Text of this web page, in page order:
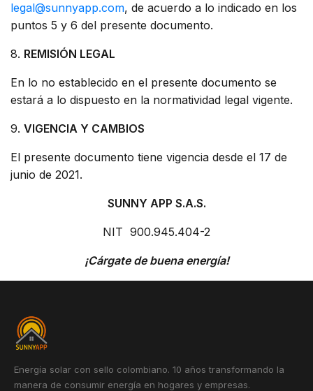
legal@sunnyapp.com, de acuerdo a lo indicado en los
puntos 5 y 6 del presente documento.
8. REMISIÓN LEGAL
En lo no establecido en el presente documento se
estará a lo dispuesto en la normatividad legal vigente.
9. VIGENCIA Y CAMBIOS
El presente documento tiene vigencia desde el 17 de
junio de 2021.
SUNNY APP S.A.S.
NIT 900.945.404-2
¡Cárgate de buena energía!
Energía solar con sello colombiano. 10 años transformando la
manera de consumir energía en hogares y empresas.